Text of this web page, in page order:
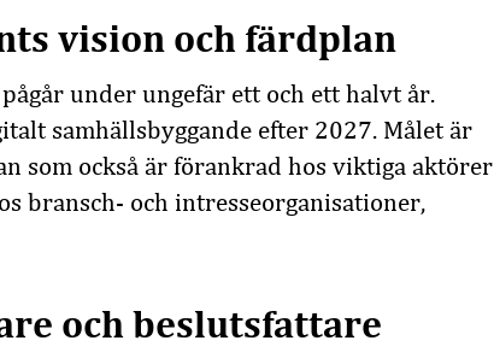
vision och färdplan
under ungefär ett och ett halvt år.
samhällsbyggande efter 2027. Målet är
som också är förankrad hos viktiga aktörer
bransch- och intresseorganisationer,
och beslutsfattare